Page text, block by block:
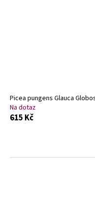
Picea pungens Glauca
Na dotaz
615 Kč